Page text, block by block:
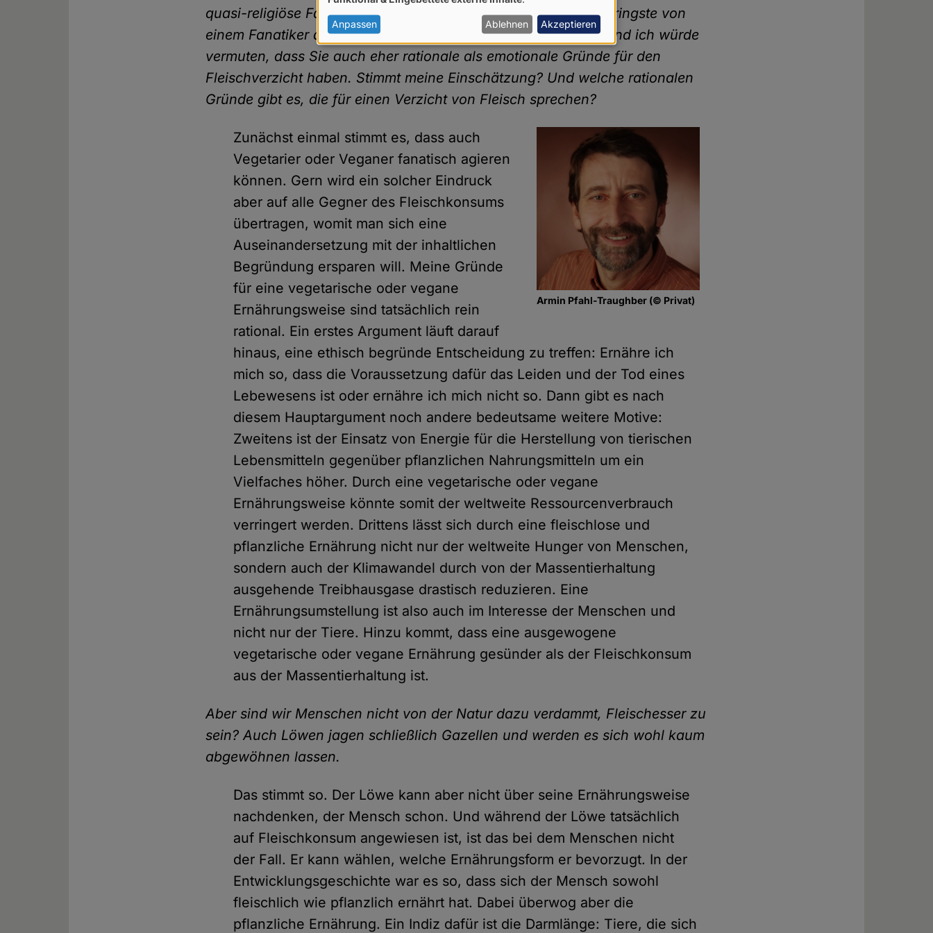
quasi-religiöse Fanatiker. Nun haben Sie für mich nicht das Geringste von
einem Fanatiker an sich. Sie sind ein ziemlich rationaler Typ. Und ich würde
vermuten, dass Sie auch eher rationale als emotionale Gründe für den
Fleischverzicht haben. Stimmt meine Einschätzung? Und welche rationalen
Gründe gibt es, die für einen Verzicht von Fleisch sprechen?
Armin Pfahl-Traughber (© Privat)
Zunächst einmal stimmt es, dass auch
Vegetarier oder Veganer fanatisch agieren
können. Gern wird ein solcher Eindruck
aber auf alle Gegner des Fleischkonsums
übertragen, womit man sich eine
Auseinandersetzung mit der inhaltlichen
Begründung ersparen will. Meine Gründe
für eine vegetarische oder vegane
Ernährungsweise sind tatsächlich rein
rational. Ein erstes Argument läuft darauf
hinaus, eine ethisch begründe Entscheidung zu treffen: Ernähre ich
mich so, dass die Voraussetzung dafür das Leiden und der Tod eines
Lebewesens ist oder ernähre ich mich nicht so. Dann gibt es nach
diesem Hauptargument noch andere bedeutsame weitere Motive:
Zweitens ist der Einsatz von Energie für die Herstellung von tierischen
Lebensmitteln gegenüber pflanzlichen Nahrungsmitteln um ein
Vielfaches höher. Durch eine vegetarische oder vegane
Ernährungsweise könnte somit der weltweite Ressourcenverbrauch
verringert werden. Drittens lässt sich durch eine fleischlose und
pflanzliche Ernährung nicht nur der weltweite Hunger von Menschen,
sondern auch der Klimawandel durch von der Massentierhaltung
ausgehende Treibhausgase drastisch reduzieren. Eine
Ernährungsumstellung ist also auch im Interesse der Menschen und
nicht nur der Tiere. Hinzu kommt, dass eine ausgewogene
vegetarische oder vegane Ernährung gesünder als der Fleischkonsum
aus der Massentierhaltung ist.
Aber sind wir Menschen nicht von der Natur dazu verdammt, Fleischesser zu
sein? Auch Löwen jagen schließlich Gazellen und werden es sich wohl kaum
abgewöhnen lassen.
Das stimmt so. Der Löwe kann aber nicht über seine Ernährungsweise
nachdenken, der Mensch schon. Und während der Löwe tatsächlich
auf Fleischkonsum angewiesen ist, ist das bei dem Menschen nicht
der Fall. Er kann wählen, welche Ernährungsform er bevorzugt. In der
Entwicklungsgeschichte war es so, dass sich der Mensch sowohl
fleischlich wie pflanzlich ernährt hat. Dabei überwog aber die
pflanzliche Ernährung. Ein Indiz dafür ist die Darmlänge: Tiere, die sich
von
personenbezogenen
Daten
und
Cookies
Anpassen Ablehnen Akzeptieren